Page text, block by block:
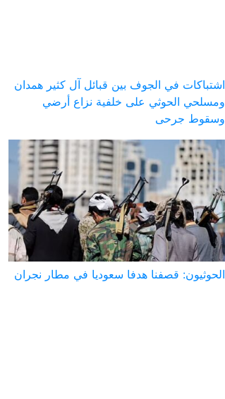
اشتباكات في الجوف بين قبائل آل كثير همدان
ومسلحي الحوثي على خلفية نزاع أرضي
وسقوط جرحى
الحوثيون: قصفنا هدفا سعوديا في مطار نجران